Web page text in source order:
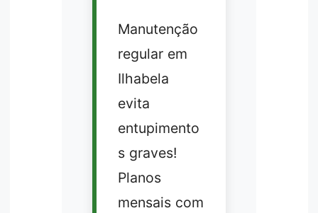
Manutenção
regular em
Ilhabela
evita
entupimento
s graves!
Planos
mensais com